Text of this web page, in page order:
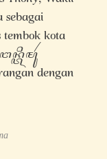
kota
dengan